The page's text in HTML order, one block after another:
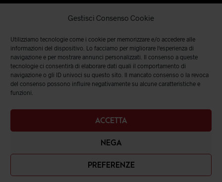
Gestisci Consenso Cookie
Utilizziamo tecnologie come i cookie per memorizzare e/o accedere alle
informazioni del dispositivo. Lo facciamo per migliorare l'esperienza di
navigazione e per mostrare annunci personalizzati. Il consenso a queste
tecnologie ci consentirà di elaborare dati quali il comportamento di
navigazione o gli ID univoci su questo sito. Il mancato consenso o la revoca
del consenso possono influire negativamente su alcune caratteristiche e
funzioni.
ACCETTA
NEGA
PREFERENZE
VENDITA
SPEDIZIONI E RESI |TERMINI E CONDIZIONI|PRIVACY &
COOKIES